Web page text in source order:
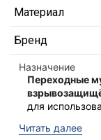
Материал
Бренд
Назначение
Переходные
для
элемента
оборудованием
Ex-
Читать далее